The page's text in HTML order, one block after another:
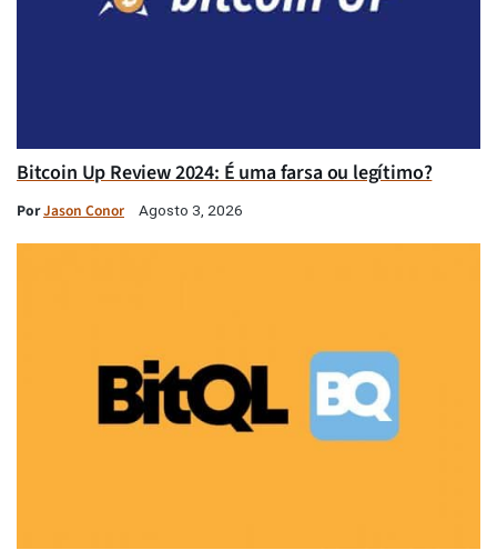
Bitcoin Up Review 2024: É uma farsa ou legítimo?
PorJason Conor Agosto 3, 2026